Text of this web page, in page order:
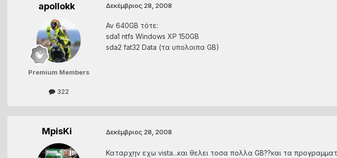
apollokk
Premium Members
322
Δεκέμβριος 28, 2008
Αν 640GB τότε:
sda1 ntfs Windows XP 150GB
sda2 fat32 Data (τα υπολοιπα GB)
MpisKi Δεκέμβριος 28, 2008
Καταρχην εχω vista...και θελει τοσα πολλα GB??και τα